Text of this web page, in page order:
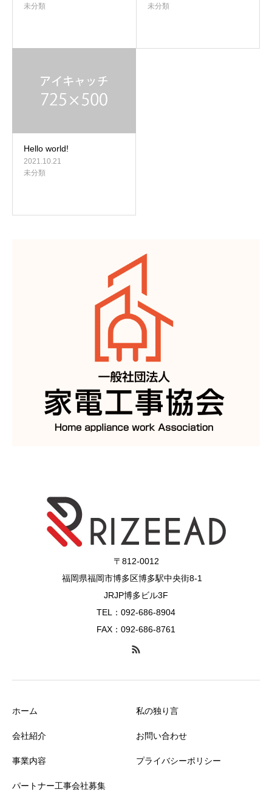
未分類
未分類
Hello world!
2021.10.21
未分類
〒812-0012
福岡県福岡市博多区博多駅中央街8-1
JRJP博多ビル3F
TEL：092-686-8904
FAX：092-686-8761
ホーム
会社紹介
事業内容
パートナー工事会社募集
私の独り言
お問い合わせ
プライバシーポリシー